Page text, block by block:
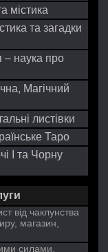
містика
та загадки
– наука про
Магічний
листівки
Таро
І та Чорну
від чаклунства
магазин,
силами,